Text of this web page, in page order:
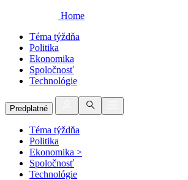
Home
Téma týždňa
Politika
Ekonomika
Spoločnosť
Technológie
Predplatné
Téma týždňa
Politika
Ekonomika >
Spoločnosť
Technológie